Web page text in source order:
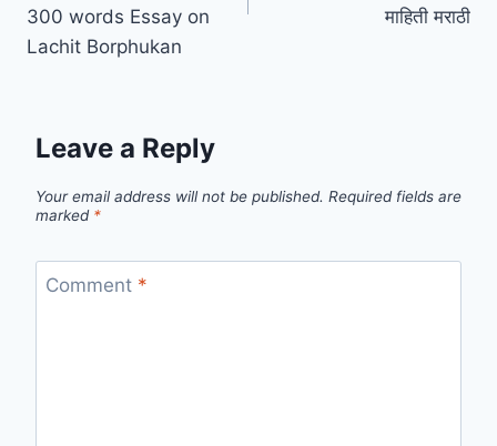
300 words Essay on
Lachit Borphukan
माहिती मराठी
Leave a Reply
Your email address will not be published. Required fields are
marked *
Comment *